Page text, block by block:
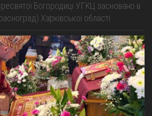
Богородиці УГКЦ засновано в
Харківської області